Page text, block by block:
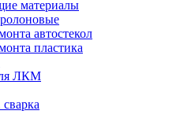
материалы
автостекол
пластика
ЛКМ